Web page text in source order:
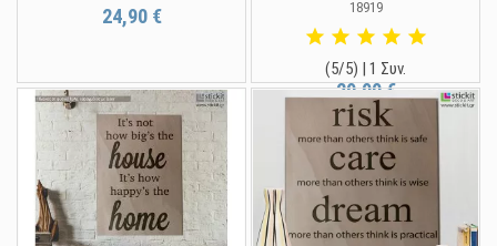
24,90 €
18919
(5/5) | 1 Συν.
29,90 €